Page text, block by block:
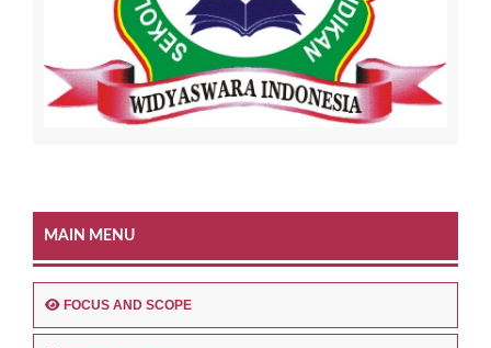
MAIN MENU
FOCUS AND SCOPE